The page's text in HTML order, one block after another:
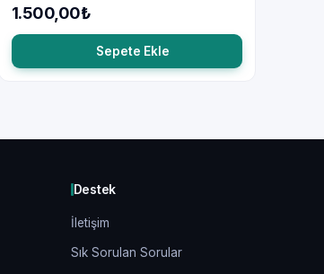
1.500,00₺
Sepete Ekle
Destek
İletişim
Sık Sorulan Sorular